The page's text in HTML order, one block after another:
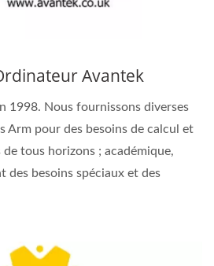
Avantek
1998. Nous fournissons diverses
Arm pour des besoins de calcul et
tous horizons ; académique,
des besoins spéciaux et des